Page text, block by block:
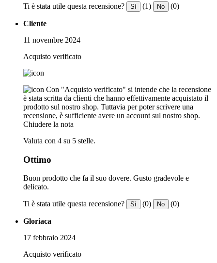
Ti è stata utile questa recensione? Sì (1) No (0)
Cliente
11 novembre 2024
Acquisto verificato
Con "Acquisto verificato" si intende che la recensione
è stata scritta da clienti che hanno effettivamente acquistato il
prodotto sul nostro shop. Tuttavia per poter scrivere una
recensione, è sufficiente avere un account sul nostro shop.
Chiudere la nota
Valuta con 4 su 5 stelle.
Ottimo
Buon prodotto che fa il suo dovere. Gusto gradevole e
delicato.
Ti è stata utile questa recensione? Sì (0) No (0)
Gloriaca
17 febbraio 2024
Acquisto verificato